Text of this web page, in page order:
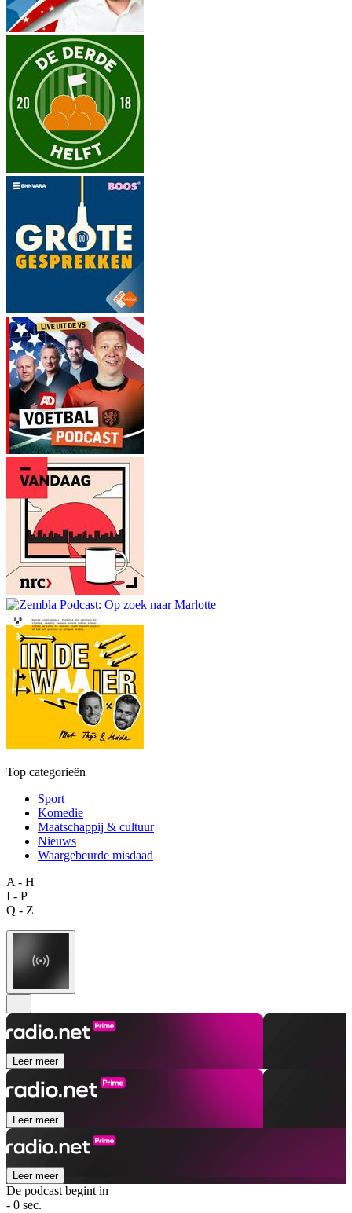
Top categorieën
Sport
Komedie
Maatschappij & cultuur
Nieuws
Waargebeurde misdaad
A - H
I - P
Q - Z
Leer meer
Leer meer
Leer meer
De podcast begint in
- 0 sec.